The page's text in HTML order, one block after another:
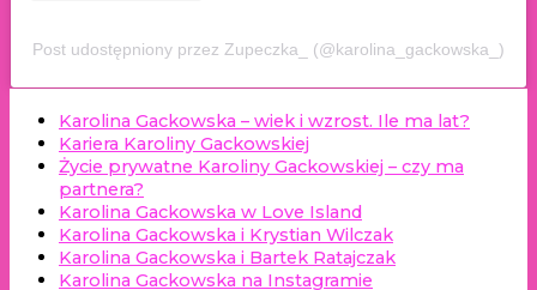
Post udostępniony przez Zupeczka_ (@karolina_gackowska_)
Karolina Gackowska – wiek i wzrost. Ile ma lat?
Kariera Karoliny Gackowskiej
Życie prywatne Karoliny Gackowskiej – czy ma
partnera?
Karolina Gackowska w Love Island
Karolina Gackowska i Krystian Wilczak
Karolina Gackowska i Bartek Ratajczak
Karolina Gackowska na Instagramie